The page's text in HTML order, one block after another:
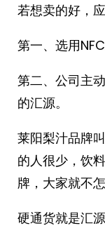
若想卖的好，
第一、选用NFC
第二、公司主
的汇源。
莱阳梨汁品牌
的人很少，饮
牌，大家就不怎
硬通货就是汇